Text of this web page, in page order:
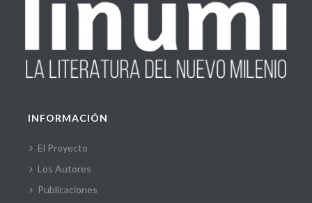
INFORMACIÓN
El Proyecto
Los Autores
Publicaciones